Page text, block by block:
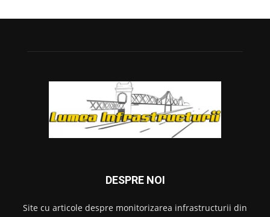
DESPRE NOI
Site cu articole despre monitorizarea infrastructurii din